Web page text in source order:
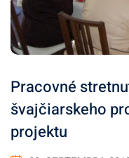
Pracovné
švajčiarskeho
projektu